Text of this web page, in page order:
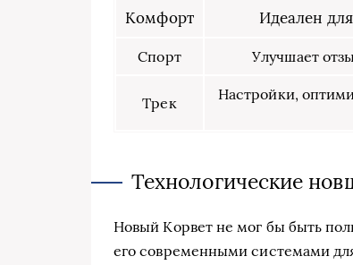
Комфорт Идеален
Спорт Улучшает
Трек
Настройки,
Технологические
Новый Корвет не мог бы быть
его современными системами